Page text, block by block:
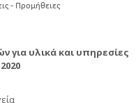
- Προμήθειες
υλικά και υπηρεσίες